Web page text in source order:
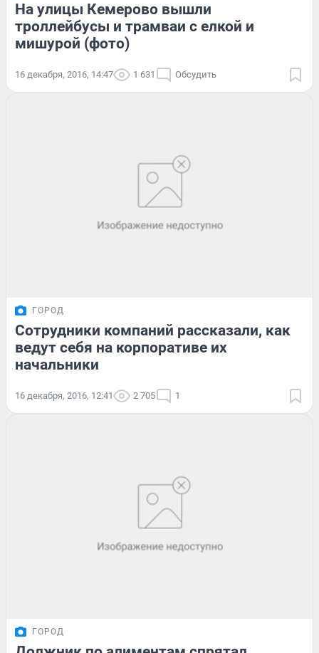
На улицы Кемерово вышли
троллейбусы и трамваи с елкой и
мишурой (фото)
16 декабря, 2016, 14:47 1 631 Обсудить
ГОРОД
Сотрудники компаний рассказали, как
ведут себя на корпоративе их
начальники
16 декабря, 2016, 12:41 2 705 1
ГОРОД